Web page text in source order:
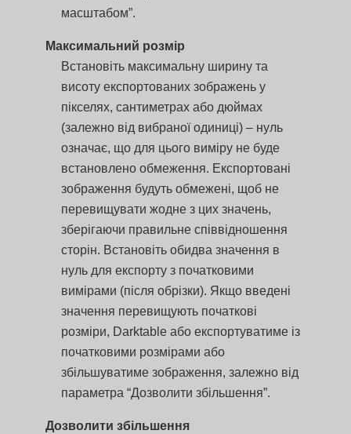
масштабом”.
Максимальний розмір
Встановіть максимальну ширину та
висоту експортованих зображень у
пікселях, сантиметрах або дюймах
(залежно від вибраної одиниці) – нуль
означає, що для цього виміру не буде
встановлено обмеження. Експортовані
зображення будуть обмежені, щоб не
перевищувати жодне з цих значень,
зберігаючи правильне співвідношення
сторін. Встановіть обидва значення в
нуль для експорту з початковими
вимірами (після обрізки). Якщо введені
значення перевищують початкові
розміри, Darktable або експортуватиме із
початковими розмірами або
збільшуватиме зображення, залежно від
параметра “Дозволити збільшення”.
Дозволити збільшення